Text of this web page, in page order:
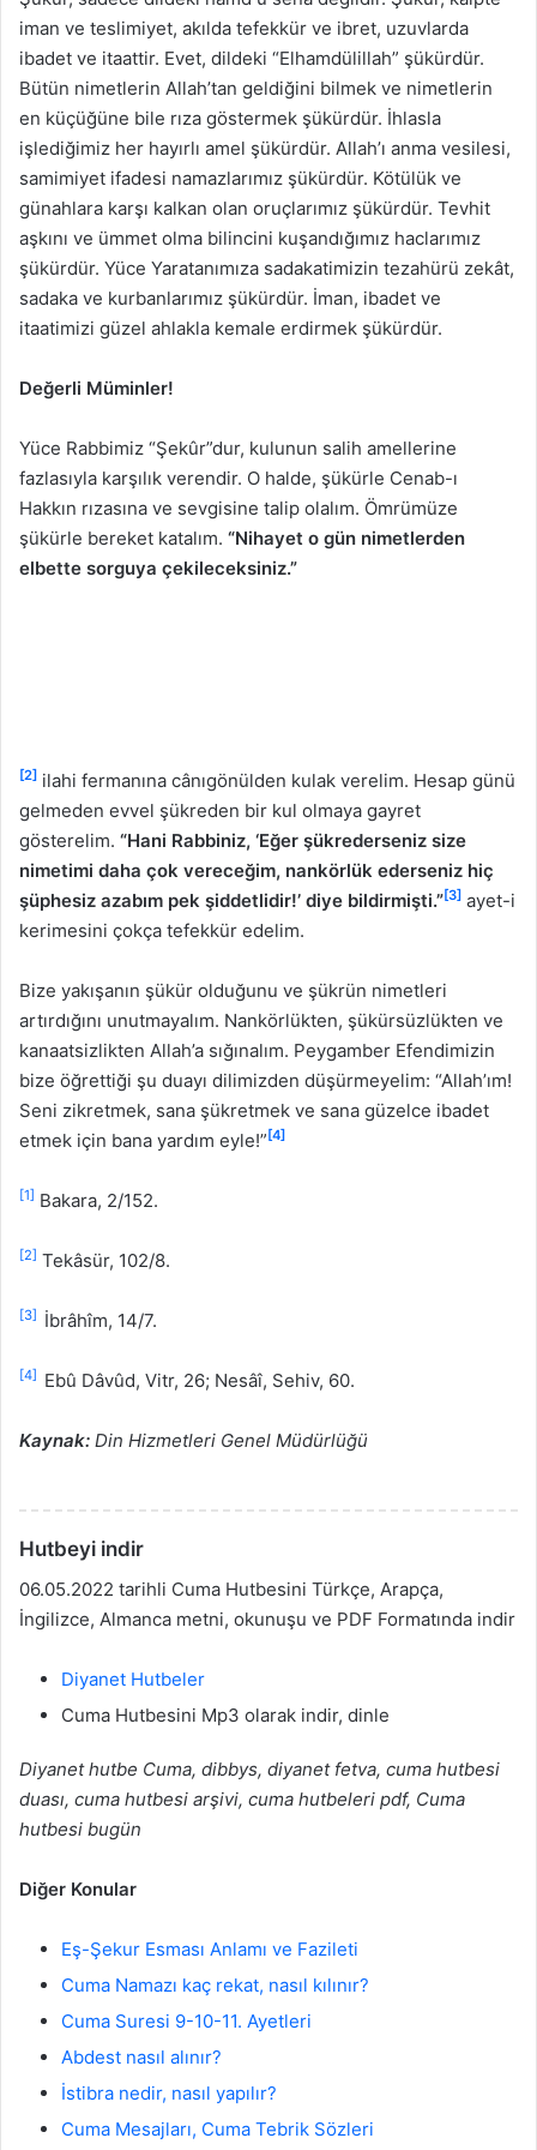
iman ve teslimiyet, akılda tefekkür ve ibret, uzuvlarda
ibadet ve itaattir. Evet, dildeki “Elhamdülillah” şükürdür.
Bütün nimetlerin Allah’tan geldiğini bilmek ve nimetlerin
en küçüğüne bile rıza göstermek şükürdür. İhlasla
işlediğimiz her hayırlı amel şükürdür. Allah’ı anma vesilesi,
samimiyet ifadesi namazlarımız şükürdür. Kötülük ve
günahlara karşı kalkan olan oruçlarımız şükürdür. Tevhit
aşkını ve ümmet olma bilincini kuşandığımız haclarımız
şükürdür. Yüce Yaratanımıza sadakatimizin tezahürü zekât,
sadaka ve kurbanlarımız şükürdür. İman, ibadet ve
itaatimizi güzel ahlakla kemale erdirmek şükürdür.
Değerli Müminler!
Yüce Rabbimiz “Şekûr”dur, kulunun salih amellerine
fazlasıyla karşılık verendir. O halde, şükürle Cenab-ı
Hakkın rızasına ve sevgisine talip olalım. Ömrümüze
şükürle bereket katalım. “Nihayet o gün nimetlerden
elbette sorguya çekileceksiniz.”
[2] ilahi fermanına cânıgönülden kulak verelim. Hesap günü
gelmeden evvel şükreden bir kul olmaya gayret
gösterelim. “Hani Rabbiniz, ‘Eğer şükrederseniz size
nimetimi daha çok vereceğim, nankörlük ederseniz hiç
şüphesiz azabım pek şiddetlidir!’ diye bildirmişti.”[3] ayet-i
kerimesini çokça tefekkür edelim.
Bize yakışanın şükür olduğunu ve şükrün nimetleri
artırdığını unutmayalım. Nankörlükten, şükürsüzlükten ve
kanaatsizlikten Allah’a sığınalım. Peygamber Efendimizin
bize öğrettiği şu duayı dilimizden düşürmeyelim: “Allah’ım!
Seni zikretmek, sana şükretmek ve sana güzelce ibadet
etmek için bana yardım eyle!” [4]
[1] Bakara, 2/152.
[2] Tekâsür, 102/8.
[3] İbrâhîm, 14/7.
[4] Ebû Dâvûd, Vitr, 26; Nesâî, Sehiv, 60.
Kaynak: Din Hizmetleri Genel Müdürlüğü
Hutbeyi indir
06.05.2022 tarihli Cuma Hutbesini Türkçe, Arapça,
İngilizce, Almanca metni, okunuşu ve PDF Formatında indir
Diyanet Hutbeler
Cuma Hutbesini Mp3 olarak indir, dinle
Diyanet hutbe Cuma, dibbys, diyanet fetva, cuma hutbesi
duası, cuma hutbesi arşivi, cuma hutbeleri pdf, Cuma
hutbesi bugün
Diğer Konular
Eş-Şekur Esması Anlamı ve Fazileti
Cuma Namazı kaç rekat, nasıl kılınır?
Cuma Suresi 9-10-11. Ayetleri
Abdest nasıl alınır?
İstibra nedir, nasıl yapılır?
Cuma Mesajları, Cuma Tebrik Sözleri